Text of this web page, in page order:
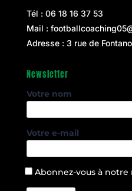
Tél : 06 18 16 37 53
Mail :
Adresse : 3 rue de
Newsletter
Votre nom
Votre e-mail
Abonnez-vous à